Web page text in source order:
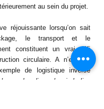
au sein du projet.
réjouissante lorsqu’on sait
le transport et le
constituent un vrai défi
circulaire. A n’en pas
de logistique inverse
marchandises depuis le lieu